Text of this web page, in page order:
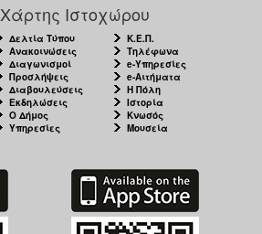
Χάρτης Ιστοχώρου
Δελτία Τύπου
Ανακοινώσεις
Διαγωνισμοί
Προσλήψεις
Διαβουλεύσεις
Εκδηλώσεις
Ο Δήμος
Υπηρεσίες
Κ.Ε.Π.
Τηλέφωνα
e-Υπηρεσίες
e-Αιτήματα
Η Πόλη
Ιστορία
Κνωσός
Μουσεία